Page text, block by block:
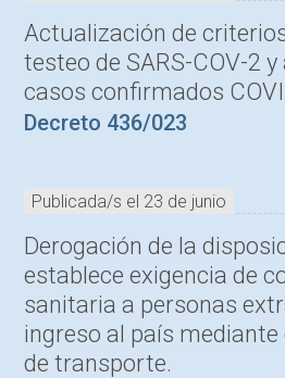
Actualización de
testeo de SARS-COV-2
casos confirmados
Decreto 436/023
Publicada/s el 23 de junio
Derogación de la
establece exigencia de
sanitaria a personas
ingreso al país
de transporte.